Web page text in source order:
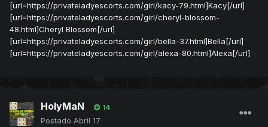
[url=https://privateladyescorts.com/girl/kacy-79.html]Kacy[/url]
[url=https://privateladyescorts.com/girl/cheryl-blossom-
48.html]Cheryl Blossom[/url]
[url=https://privateladyescorts.com/girl/bella-37.html]Bella[/url]
[url=https://privateladyescorts.com/girl/alexa-80.html]Alexa[/url]
HolyMaN 14
Postado Abril 17